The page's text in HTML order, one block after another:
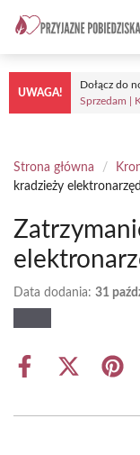
treści
UWAGA!
Dołącz do
Sprzedam |
Strona główna /
kradzieży
Data dodania: 31
Share
Share
(Twitter)